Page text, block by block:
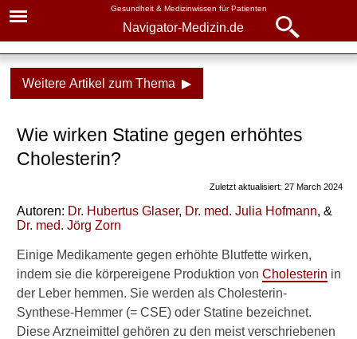
Gesundheit & Medizinwissen für Patienten
Navigator-Medizin.de
Weitere Artikel zum Thema ▶
Wie wirken Statine gegen erhöhtes
Cholesterin?
Zuletzt aktualisiert: 27 March 2024
Autoren: Dr. Hubertus Glaser, Dr. med. Julia Hofmann, &
Dr. med. Jörg Zorn
Einige Medikamente gegen erhöhte Blutfette wirken,
indem sie die körpereigene Produktion von Cholesterin in
der Leber hemmen. Sie werden als Cholesterin-
Synthese-Hemmer (= CSE) oder Statine bezeichnet.
Diese Arzneimittel gehören zu den meist verschriebenen
Navigator-Medizin.de
► Krankheiten
► Therapieverfahren
► Medikamente
► Gesundheitsthemen
Navigator-
Medizin.de
▾
Statine
Schaden Statine mehr als sie
nutzen?
Wissenswertes
Weitere Inhalte dazu auf
Navigator-Medizin